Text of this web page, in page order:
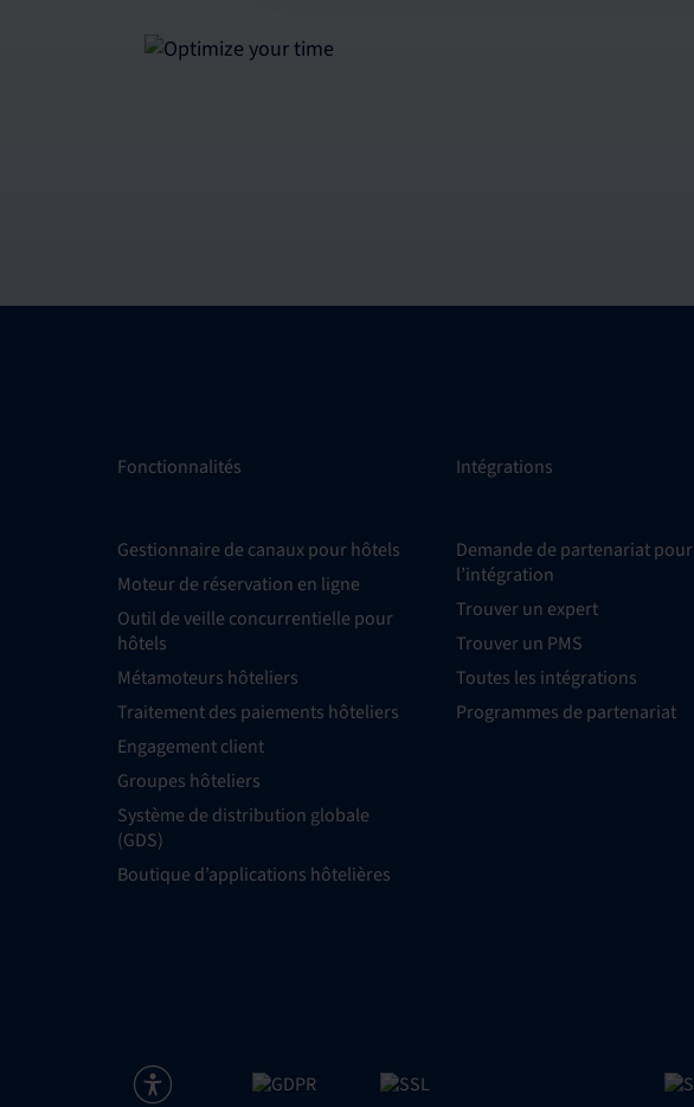
Fonctionnalités
Gestionnaire de canaux pour hôtels
Moteur de réservation en ligne
Outil de veille concurrentielle pour
hôtels
Métamoteurs hôteliers
Traitement des paiements hôteliers
Engagement client
Groupes hôteliers
Système de distribution globale
(GDS)
Boutique d’applications hôtelières
Intégrations
Demande de partenariat pour
l’intégration
Trouver un expert
Trouver un PMS
Toutes les intégrations
Programmes de partenariat